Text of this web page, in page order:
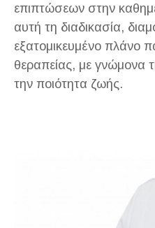
επιπτώσεων στην
αυτή τη διαδικασία,
εξατομικευμένο πλάνο
θεραπείας, με γνώμονα
την ποιότητα ζωής.